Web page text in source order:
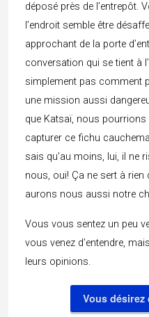
déposé près de l’entrepôt.
l’endroit semble être
approchant de la porte
conversation qui se tient à
simplement pas comment
une mission aussi
que Katsaï, nous pourrions
capturer ce fichu
sais qu’au moins, lui, il ne
nous, oui! Ça ne sert à rien
aurons nous aussi notre
Vous vous sentez un peu
vous venez d’entendre,
leurs opinions.
Vous